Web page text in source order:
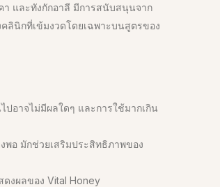
และทังกักอาลี มีการสนับสนุนจาก
ลินิกที่เข้มงวดโดยเฉพาะบนสูตรของ
อาจไม่มีผลใดๆ และการใช้มากเกิน
พอ มักช่วยเสริมประสิทธิภาพของ
งผลของ Vital Honey